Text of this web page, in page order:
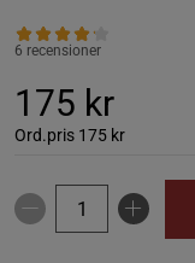
6 recensioner
175 kr
Ord.pris 175 kr